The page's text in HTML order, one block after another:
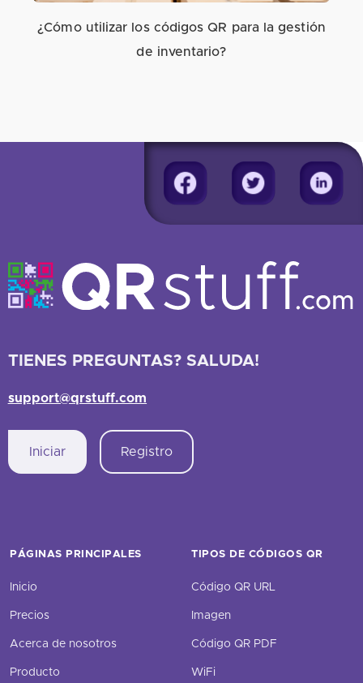
¿Cómo utilizar los códigos QR para la gestión
de inventario?
TIENES PREGUNTAS? SALUDA!
support@qrstuff.com
Iniciar Registro
PÁGINAS PRINCIPALES
Inicio
Precios
Acerca de nosotros
Producto
TIPOS DE CÓDIGOS QR
Código QR URL
Imagen
Código QR PDF
WiFi